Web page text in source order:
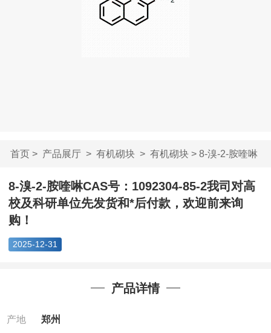
首页> 产品展厅> 有机砌块> 有机砌块> 8-溴-2-胺喹啉
CAS号：1092304-...
8-溴-2-胺喹啉CAS号：1092304-85-2我司对高
校及科研单位先发货和*后付款，欢迎前来询
购！
2025-12-31
产品详情
产地 郑州